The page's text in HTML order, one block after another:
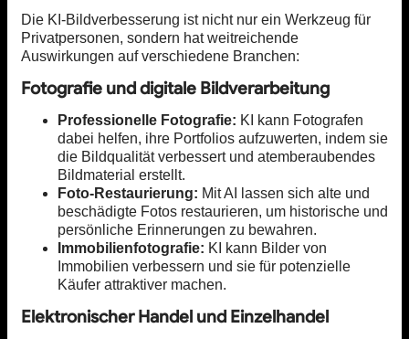
Die KI-Bildverbesserung ist nicht nur ein Werkzeug für
Privatpersonen, sondern hat weitreichende
Auswirkungen auf verschiedene Branchen:
Fotografie und digitale Bildverarbeitung
Professionelle Fotografie: KI kann Fotografen
dabei helfen, ihre Portfolios aufzuwerten, indem sie
die Bildqualität verbessert und atemberaubendes
Bildmaterial erstellt.
Foto-Restaurierung: Mit AI lassen sich alte und
beschädigte Fotos restaurieren, um historische und
persönliche Erinnerungen zu bewahren.
Immobilienfotografie: KI kann Bilder von
Immobilien verbessern und sie für potenzielle
Käufer attraktiver machen.
Elektronischer Handel und Einzelhandel